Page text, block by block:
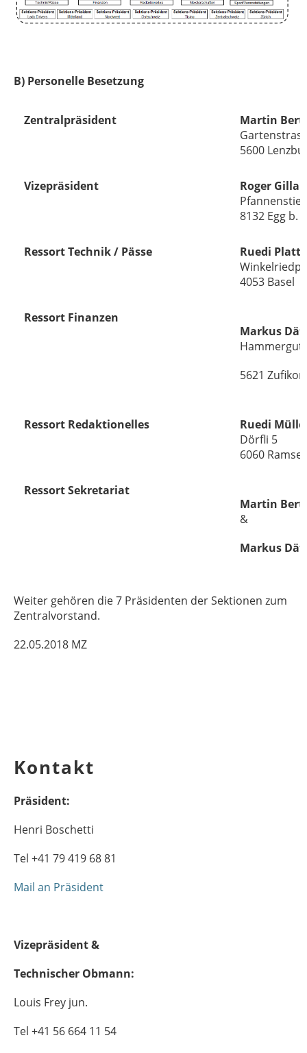
B) Personelle Besetzung
Zentralpräsident
Martin
5600
Vizepräsident
Roger
8132 Egg b.
Ressort Technik / Pässe
Ruedi
4053 Basel
Ressort Finanzen
Markus
Hammergut
5621 Zufikon
Ressort Redaktionelles
Ruedi
Dörfli 5
6060
Ressort Sekretariat
Martin
&
Markus
Weiter gehören die 7 Präsidenten der Sektionen zum
Zentralvorstand.
22.05.2018 MZ
Kontakt
Präsident:
Henri Boschetti
Tel +41 79 419 68 81
Mail an Präsident
Vizepräsident &
Technischer Obmann:
Louis Frey jun.
Tel +41 56 664 11 54